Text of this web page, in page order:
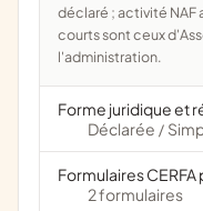
déclaré ; activité NAF
courts sont ceux
l'administration.
Forme juridique et
Déclarée /
Formulaires
2 formulaires